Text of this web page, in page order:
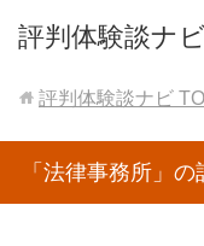
評判体験談ナビ
評判体験談ナビ
「法律事務所」